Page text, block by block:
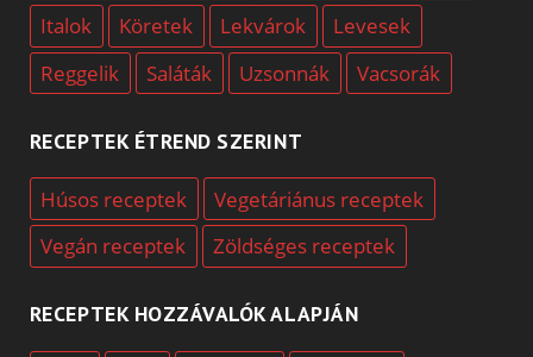
Italok
Köretek Lekvárok
Levesek
Reggelik
Saláták Uzsonnák Vacsorák
RECEPTEK ÉTREND SZERINT
Húsos receptek
Vegetáriánus receptek
Vegán receptek
Zöldséges receptek
RECEPTEK HOZZÁVALÓK ALAPJÁN